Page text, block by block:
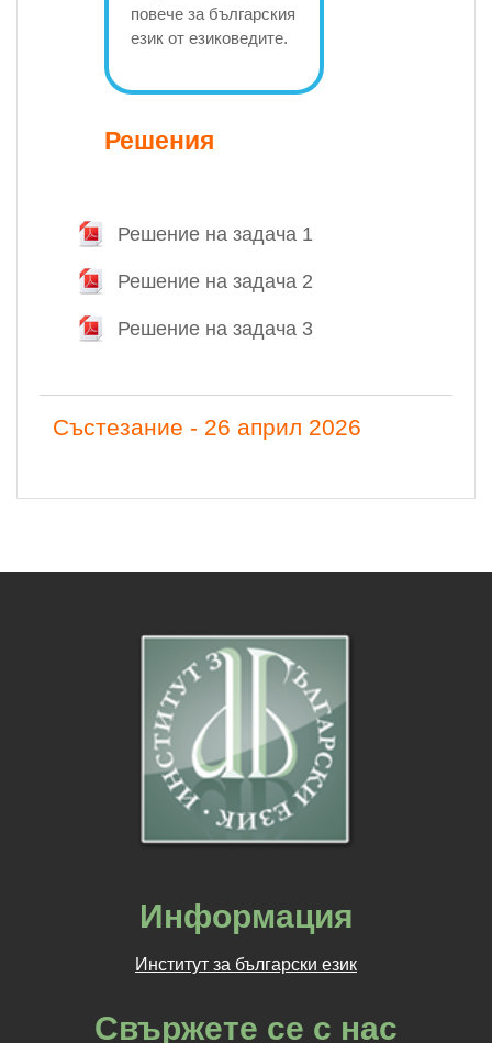
повече за българския
език от езиковедите.
Решения
Решение на задача 1
Файл
Решение на задача 2
Файл
Решение на задача 3
Файл
Състезание - 26 април 2026
Информация
Институт за български език
Свържете се с нас